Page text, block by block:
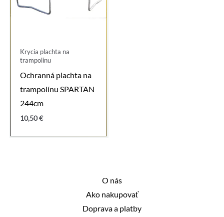
Krycia plachta na
trampolínu
Ochranná plachta na
trampolínu SPARTAN
244cm
10,50€
O nás
Ako nakupovať
Doprava a platby